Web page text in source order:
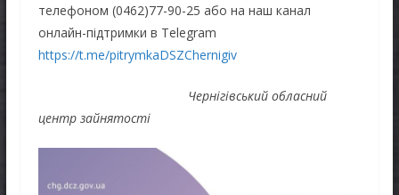
телефоном (0462)77-90-25 або на наш канал
онлайн-підтримки в Telegram
https://t.me/pitrymkaDSZChernigiv
Чернігівський обласний
центр зайнятості